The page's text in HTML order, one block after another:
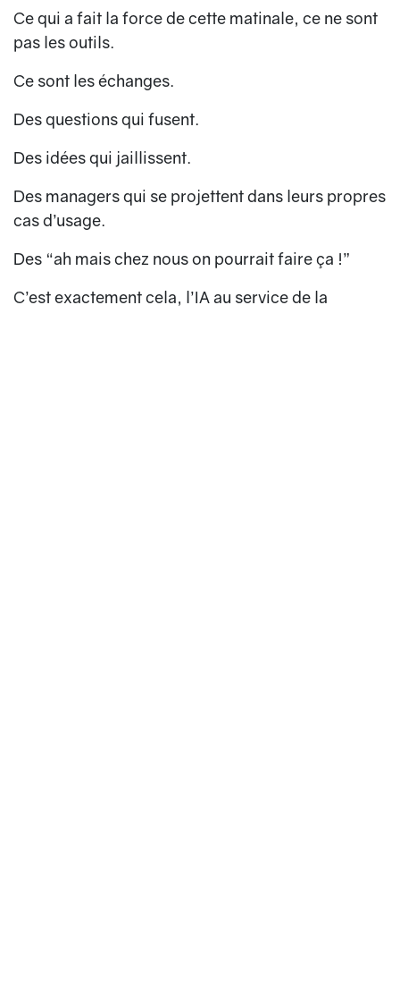
Ce qui a fait la force de cette matinale, ce ne sont
pas les outils.
Ce sont les échanges.
Des questions qui fusent.
Des idées qui jaillissent.
Des managers qui se projettent dans leurs propres
cas d’usage.
Des “ah mais chez nous on pourrait faire ça !”
C’est exactement cela, l’IA au service de la